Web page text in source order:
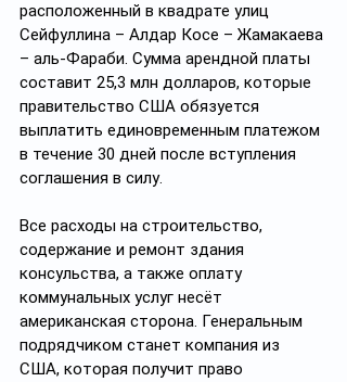
расположенный в квадрате улиц
Сейфуллина – Алдар Косе – Жамакаева
– аль-Фараби. Сумма арендной платы
составит 25,3 млн долларов, которые
правительство США обязуется
выплатить единовременным платежом
в течение 30 дней после вступления
соглашения в силу.
Все расходы на строительство,
содержание и ремонт здания
консульства, а также оплату
коммунальных услуг несёт
американская сторона. Генеральным
подрядчиком станет компания из
США, которая получит право